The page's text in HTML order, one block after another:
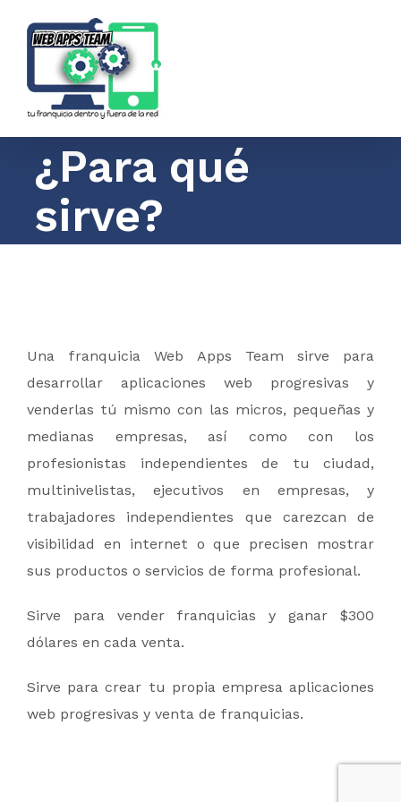
contenido
¿Para qué
sirve?
Una franquicia Web Apps Team sirve para
desarrollar aplicaciones web progresivas y
venderlas tú mismo con las micros, pequeñas y
medianas empresas, así como con los
profesionistas independientes de tu ciudad,
multinivelistas, ejecutivos en empresas, y
trabajadores independientes que carezcan de
visibilidad en internet o que precisen mostrar
sus productos o servicios de forma profesional.
Sirve para vender franquicias y ganar $300
dólares en cada venta.
Sirve para crear tu propia empresa aplicaciones
web progresivas y venta de franquicias.
2020 @ Copyright | Web Apps Team LLC
All Rights Reserved
Políticas de Privacidad y No Reembolso
Términos & Condiciones